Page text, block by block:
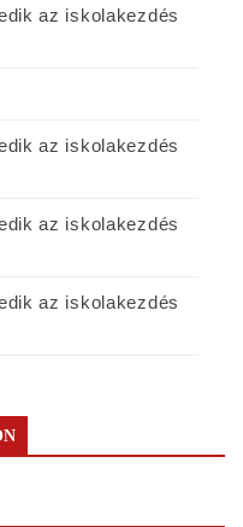
az iskolakezdés
az iskolakezdés
az iskolakezdés
az iskolakezdés